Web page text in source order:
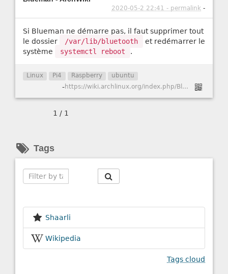
2020-05-2 22:41 - permalink -
Si Blueman ne démarre pas, il faut supprimer tout
le dossier
/var/lib/bluetooth
et redémarrer le
système
systemctl reboot .
Linux Pi4 Raspberry ubuntu
- https://wiki.archlinux.org/index.php/Blueman#Permissions
1 / 1
Tags
Shaarli
Wikipedia
Tags cloud